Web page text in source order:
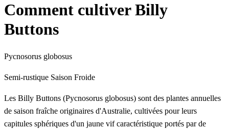
Comment cultiver Billy
Buttons
Pycnosorus globosus
Semi-rustique Saison Froide
Les Billy Buttons (Pycnosorus globosus) sont des plantes annuelles
de saison fraîche originaires d'Australie, cultivées pour leurs
capitules sphériques d'un jaune vif caractéristique portés par de